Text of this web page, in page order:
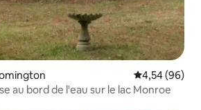
Évaluation
4,54 (96)
au bord de l'eau sur le lac Monroe